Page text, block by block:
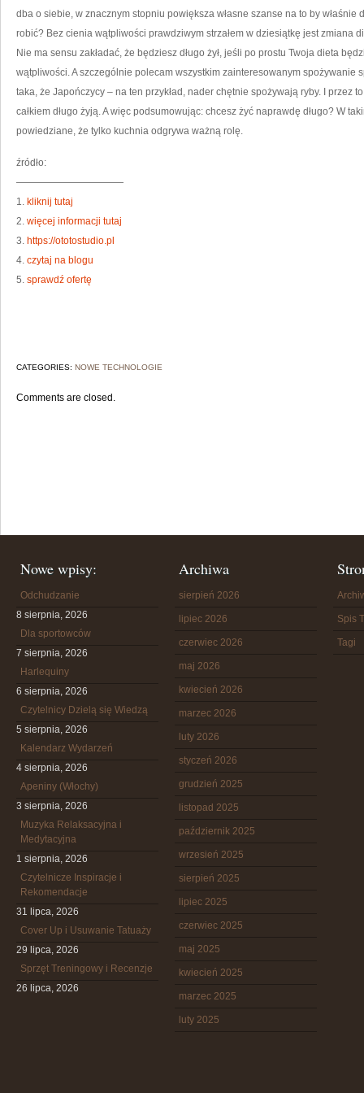
dba o siebie, w znacznym stopniu powiększa własne szanse na to by
robić? Bez cienia wątpliwości prawdziwym strzałem w dziesiątkę jest zmiana
Nie ma sensu zakładać, że będziesz długo żył, jeśli po prostu Twoja dieta
wątpliwości. A szczególnie polecam wszystkim zainteresowanym spożywanie
taka, że Japończycy – na ten przykład, nader chętnie spożywają ryby. I przez
całkiem długo żyją. A więc podsumowując: chcesz żyć naprawdę długo? W
powiedziane, że tylko kuchnia odgrywa ważną rolę.
źródło:
———————————
1. kliknij tutaj
2. więcej informacji tutaj
3. https://ototostudio.pl
4. czytaj na blogu
5. sprawdź ofertę
CATEGORIES: NOWE TECHNOLOGIE
Comments are closed.
Nowe wpisy:
Odchudzanie
8 sierpnia, 2026
Dla sportowców
7 sierpnia, 2026
Harlequiny
6 sierpnia, 2026
Czytelnicy Dzielą się Wiedzą
5 sierpnia, 2026
Kalendarz Wydarzeń
4 sierpnia, 2026
Apeniny (Włochy)
3 sierpnia, 2026
Muzyka Relaksacyjna i
Medytacyjna
1 sierpnia, 2026
Czytelnicze Inspiracje i
Rekomendacje
31 lipca, 2026
Cover Up i Usuwanie Tatuaży
29 lipca, 2026
Sprzęt Treningowy i Recenzje
26 lipca, 2026
Archiwa
sierpień 2026
lipiec 2026
czerwiec 2026
maj 2026
kwiecień 2026
marzec 2026
luty 2026
styczeń 2026
grudzień 2025
listopad 2025
październik 2025
wrzesień 2025
sierpień 2025
lipiec 2025
czerwiec 2025
maj 2025
kwiecień 2025
marzec 2025
luty 2025
Spis
Tagi